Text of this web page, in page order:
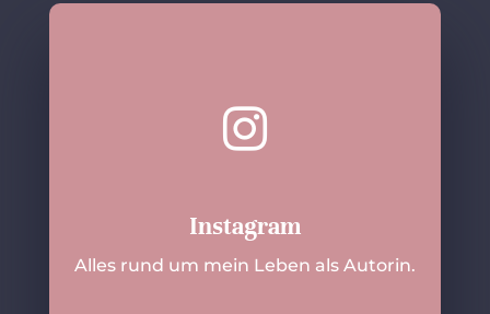

Instagram
Alles rund um mein Leben als Autorin.